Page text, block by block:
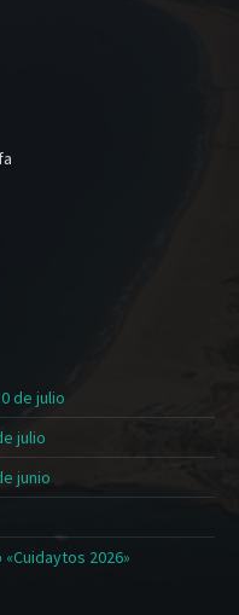
de julio
julio
junio
2026»